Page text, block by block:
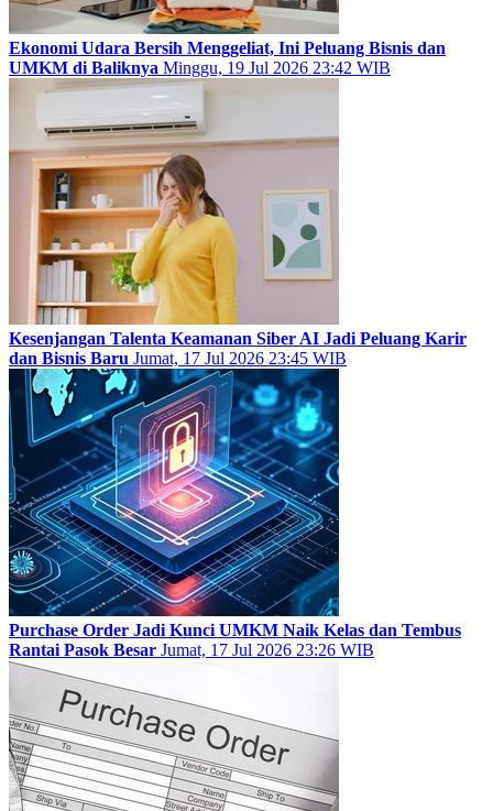
Ekonomi Udara Bersih Menggeliat, Ini Peluang Bisnis dan
UMKM di Baliknya Minggu, 19 Jul 2026 23:42 WIB
Kesenjangan Talenta Keamanan Siber AI Jadi Peluang Karir
dan Bisnis Baru Jumat, 17 Jul 2026 23:45 WIB
Purchase Order Jadi Kunci UMKM Naik Kelas dan Tembus
Rantai Pasok Besar Jumat, 17 Jul 2026 23:26 WIB